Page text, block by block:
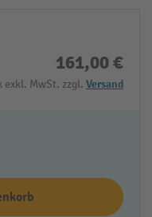
161,00 €
exkl. MwSt. zzgl. Versand